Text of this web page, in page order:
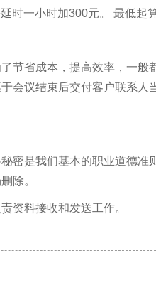
时一小时加300元。 最低起
节省成本，提高效率，一
会议结束后交付客户联系
密是我们基本的职业道德
除。
资料接收和发送工作。